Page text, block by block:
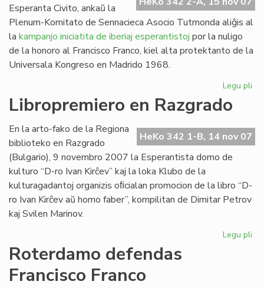
Esperanta Civito, ankaŭ la
Plenum-Komitato de Sennacieca Asocio Tutmonda aliĝis al
la kampanjo iniciatita de iberiaj esperantistoj por la nuligo
de la honoro al Francisco Franco, kiel alta protektanto de la
Universala Kongreso en Madrido 1968.
Legu pli
Libropremiero en Razgrado
HeKo 342 1-B, 14 nov 07
En la arto-fako de la Regiona
biblioteko en Razgrado
(Bulgario), 9 novembro 2007 la Esperantista domo de
kulturo “D-ro Ivan Kirĉev” kaj la loka Klubo de la
kulturagadantoj organizis oﬁcialan promocion de la libro “D-
ro Ivan Kirĉev aŭ homo faber”, kompilitan de Dimitar Petrov
kaj Svilen Marinov.
Legu pli
Roterdamo defendas
Francisco Franco